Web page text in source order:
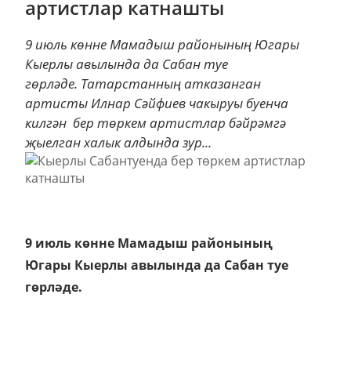
артистлар катнашты
9 июль көнне Мамадыш районының Югары
Кыерлы авылында да Сабан туе
гөрләде. Татарстанның атказанган
артисты Илнар Сәйфиев чакыруы буенча
килгән бер төркем артистлар бәйрәмгә
җыелган халык алдында зур...
9 июль көнне Мамадыш районының
Югары Кыерлы авылында да Сабан туе
гөрләде.